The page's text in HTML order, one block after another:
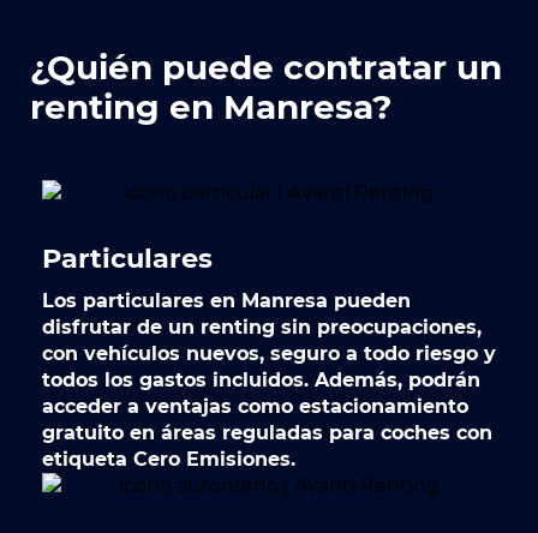
¿Quién puede contratar un
renting en Manresa?
Particulares
Los particulares en Manresa pueden
disfrutar de un renting sin preocupaciones,
con vehículos nuevos, seguro a todo riesgo y
todos los gastos incluidos. Además, podrán
acceder a ventajas como estacionamiento
gratuito en áreas reguladas para coches con
etiqueta Cero Emisiones.